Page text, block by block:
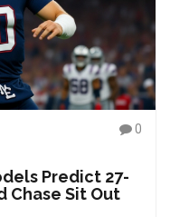
0
Predict 27-
Chase Sit Out